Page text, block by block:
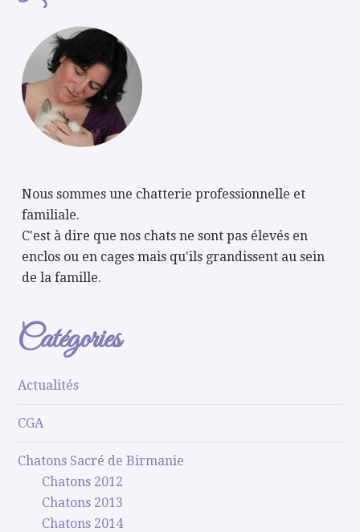
Nous sommes une chatterie professionnelle et
familiale.
C'est à dire que nos chats ne sont pas élevés en
enclos ou en cages mais qu'ils grandissent au sein
de la famille.
Catégories
Actualités
CGA
Chatons Sacré de Birmanie
Chatons 2012
Chatons 2013
Chatons 2014